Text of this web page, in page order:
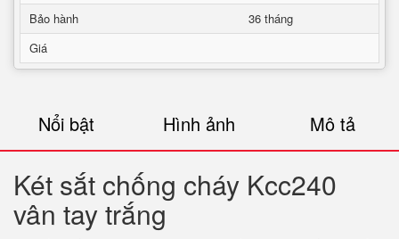
Bảo hành
36 tháng
Giá
Nổi bật Hình ảnh Mô tả
Két sắt chống cháy Kcc240
vân tay trắng